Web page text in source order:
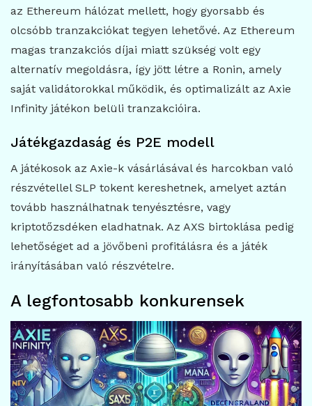
az Ethereum hálózat mellett, hogy gyorsabb és
olcsóbb tranzakciókat tegyen lehetővé. Az Ethereum
magas tranzakciós díjai miatt szükség volt egy
alternatív megoldásra, így jött létre a Ronin, amely
saját validátorokkal működik, és optimalizált az Axie
Infinity játékon belüli tranzakcióira.
Játékgazdaság és P2E modell
A játékosok az Axie-k vásárlásával és harcokban való
részvétellel SLP tokent kereshetnek, amelyet aztán
tovább használhatnak tenyésztésre, vagy
kriptotőzsdéken eladhatnak. Az AXS birtoklása pedig
lehetőséget ad a jövőbeni profitálásra és a játék
irányításában való részvételre.
A legfontosabb konkurensek